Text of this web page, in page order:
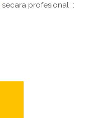
secara profesional :